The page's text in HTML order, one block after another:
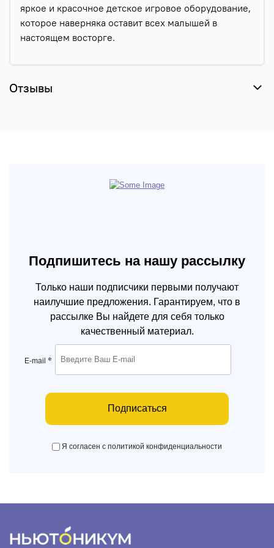
яркое и красочное детское игровое оборудование,
которое наверняка оставит всех малышей в
настоящем восторге.
Отзывы
Подпишитесь на нашу рассылку
Только наши подписчики первыми получают
наилучшие предложения. Гарантируем, что в
рассылке Вы найдете для себя только
качественный материал.
E-mail *
Подписаться
Я согласен с политикой конфиденциальности